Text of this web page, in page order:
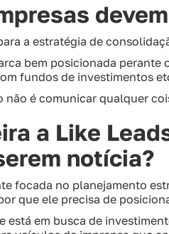
a estratégia de
bem posicionada
fundos de investimentos
não é comunicar qualquer
a Like
notícia?
focada no planejamento
que ele precisa de
está em busca de